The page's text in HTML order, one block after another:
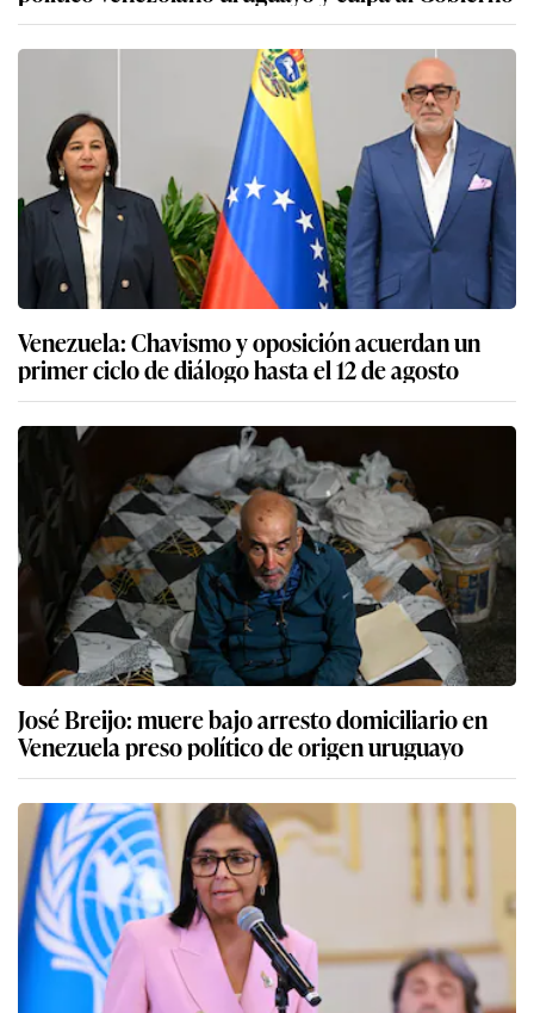
Venezuela: Chavismo y oposición acuerdan un
primer ciclo de diálogo hasta el 12 de agosto
José Breijo: muere bajo arresto domiciliario en
Venezuela preso político de origen uruguayo